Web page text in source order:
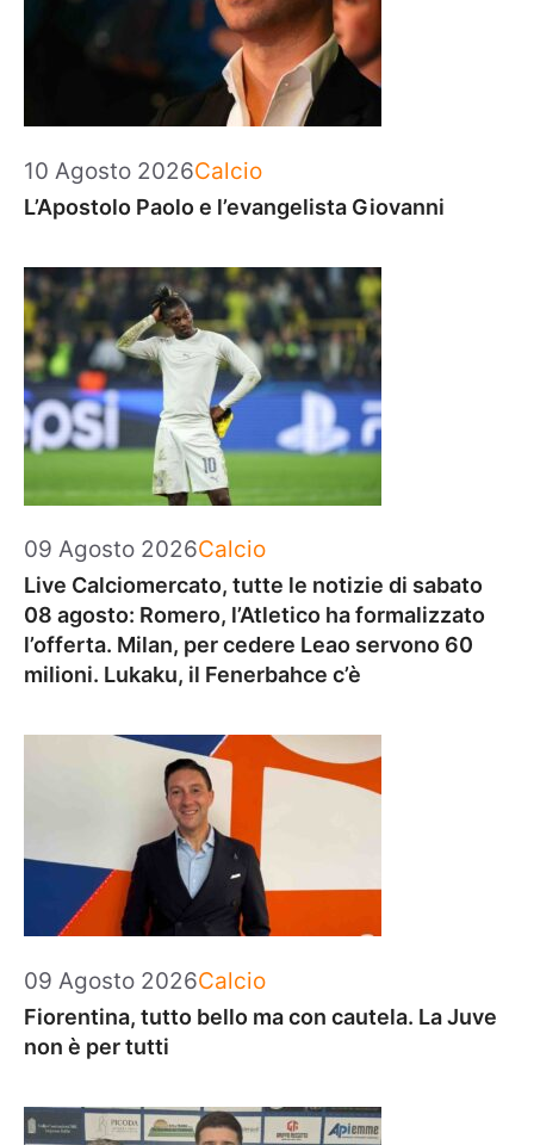
10 Agosto 2026Categorie
Calcio
L’Apostolo Paolo e l’evangelista Giovanni
09 Agosto 2026Categorie
Calcio
Live Calciomercato, tutte le notizie di sabato
08 agosto: Romero, l’Atletico ha formalizzato
l’offerta. Milan, per cedere Leao servono 60
milioni. Lukaku, il Fenerbahce c’è
09 Agosto 2026Categorie
Calcio
Fiorentina, tutto bello ma con cautela. La Juve
non è per tutti